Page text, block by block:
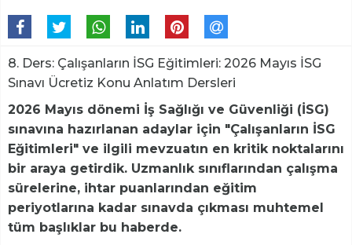
8. Ders: Çalışanların İSG Eğitimleri: 2026 Mayıs İSG
Sınavı Ücretiz Konu Anlatım Dersleri
2026 Mayıs dönemi İş Sağlığı ve Güvenliği (İSG)
sınavına hazırlanan adaylar için "Çalışanların İSG
Eğitimleri" ve ilgili mevzuatın en kritik noktalarını
bir araya getirdik. Uzmanlık sınıflarından çalışma
sürelerine, ihtar puanlarından eğitim
periyotlarına kadar sınavda çıkması muhtemel
tüm başlıklar bu haberde.